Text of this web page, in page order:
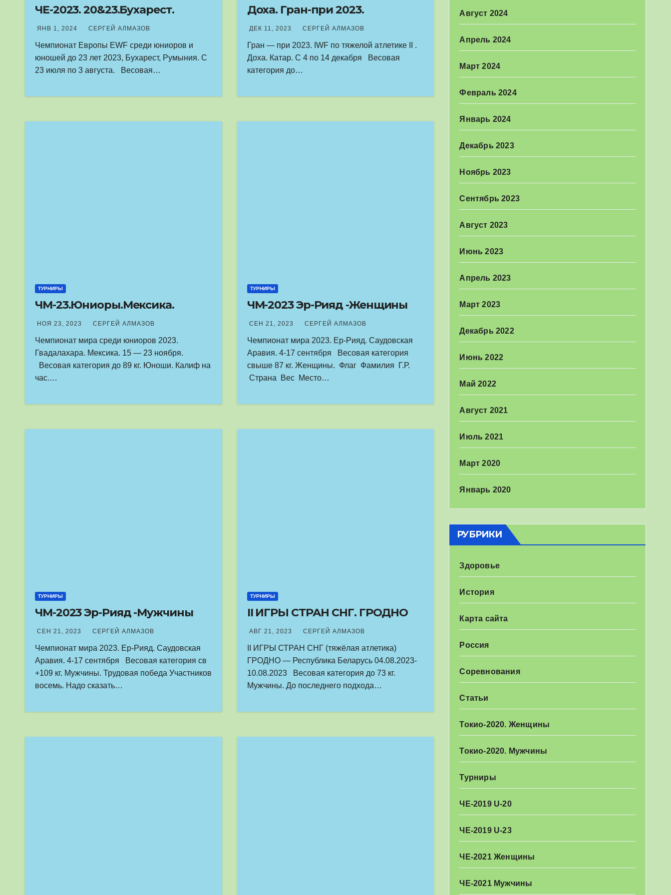
ЧЕ-2023. 20&23.Бухарест.
ЯНВ 1, 2024 СЕРГЕЙ АЛМАЗОВ
Чемпионат Европы EWF среди юниоров и
юношей до 23 лет 2023, Бухарест, Румыния. С
23 июля по 3 августа. Весовая…
Доха. Гран-при 2023.
ДЕК 11, 2023 СЕРГЕЙ АЛМАЗОВ
Гран — при 2023. IWF по тяжелой атлетике II .
Доха. Катар. С 4 по 14 декабря Весовая
категория до…
ТУРНИРЫ
ЧМ-23.Юниоры.Мексика.
НОЯ 23, 2023 СЕРГЕЙ АЛМАЗОВ
Чемпионат мира среди юниоров 2023.
Гвадалахара. Мексика. 15 — 23 ноября.
Весовая категория до 89 кг. Юноши. Калиф на
час.…
ТУРНИРЫ
ЧМ-2023 Эр-Рияд -Женщины
СЕН 21, 2023 СЕРГЕЙ АЛМАЗОВ
Чемпионат мира 2023. Ер-Рияд. Саудовская
Аравия. 4-17 сентября Весовая категория
свыше 87 кг. Женщины. Флаг Фамилия Г.Р.
Страна Вес Место…
ТУРНИРЫ
ЧМ-2023 Эр-Рияд -Мужчины
СЕН 21, 2023 СЕРГЕЙ АЛМАЗОВ
Чемпионат мира 2023. Ер-Рияд. Саудовская
Аравия. 4-17 сентября Весовая категория св
+109 кг. Мужчины. Трудовая победа Участников
восемь. Надо сказать…
ТУРНИРЫ
II ИГРЫ СТРАН СНГ. ГРОДНО
АВГ 21, 2023 СЕРГЕЙ АЛМАЗОВ
II ИГРЫ СТРАН СНГ (тяжёлая атлетика)
ГРОДНО — Республика Беларусь 04.08.2023-
10.08.2023 Весовая категория до 73 кг.
Мужчины. До последнего подхода…
Август 2024
Апрель 2024
Март 2024
Февраль 2024
Январь 2024
Декабрь 2023
Ноябрь 2023
Сентябрь 2023
Август 2023
Июнь 2023
Апрель 2023
Март 2023
Декабрь 2022
Июнь 2022
Май 2022
Август 2021
Июль 2021
Март 2020
Январь 2020
РУБРИКИ
Здоровье
История
Карта сайта
Россия
Соревнования
Статьи
Токио-2020. Женщины
Токио-2020. Мужчины
Турниры
ЧЕ-2019 U-20
ЧЕ-2019 U-23
ЧЕ-2021 Женщины
ЧЕ-2021 Мужчины